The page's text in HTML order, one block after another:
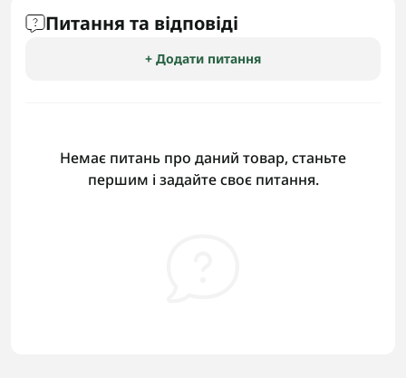
Питання та відповіді
+ Додати питання
Немає питань про даний товар, станьте
першим і задайте своє питання.